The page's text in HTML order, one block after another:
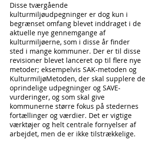
Disse tværgående
kulturmiljøudpegninger er dog kun i
begrænset omfang blevet inddraget i de
aktuelle nye gennemgange af
kulturmiljøerne, som i disse år finder
sted i mange kommuner. Der er til disse
revisioner blevet lanceret op til flere nye
metoder; eksempelvis SAK-metoden og
KulturmiljøMetoden, der skal supplere de
oprindelige udpegninger og SAVE-
vurderinger, og som skal give
kommunerne større fokus på stedernes
fortællinger og værdier. Det er vigtige
værktøjer og helt centrale fornyelser af
arbejdet, men de er ikke tilstrækkelige.